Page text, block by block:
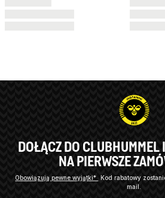
DOŁĄCZ DO CLUBHUMMEL
NA PIERWSZE
Obowiązują pewne wyjątki*
Kod rabatowy
mail.